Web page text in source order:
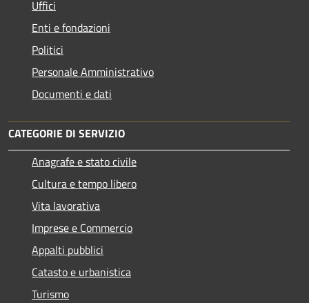
Uffici
Enti e fondazioni
Politici
Personale Amministrativo
Documenti e dati
CATEGORIE DI SERVIZIO
Anagrafe e stato civile
Cultura e tempo libero
Vita lavorativa
Imprese e Commercio
Appalti pubblici
Catasto e urbanistica
Turismo